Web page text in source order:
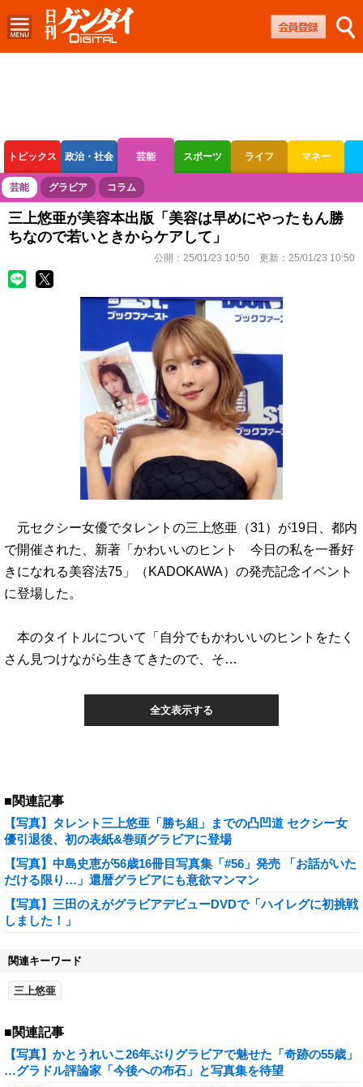
トピックス 政治・社会 芸能 スポーツ ライフ マネー
ボートレース 競輪 オートレース
芸能 グラビア コラム
三上悠亜が美容本出版「美容は早めにやったもん勝
ちなので若いときからケアして」
公開： 25/01/23 10:50 更新： 25/01/23 10:50
元セクシー女優でタレントの三上悠亜（31）が19日、都内
で開催された、新著「かわいいのヒント 今日の私を一番好
きになれる美容法75」（KADOKAWA）の発売記念イベント
に登場した。
本のタイトルについて「自分でもかわいいのヒントをたく
さん見つけながら生きてきたので、そ…
全文表示する
■関連記事
【写真】タレント三上悠亜「勝ち組」までの凸凹道 セクシー女
優引退後、初の表紙&巻頭グラビアに登場
【写真】中島史恵が56歳16冊目写真集「#56」発売 「お話がいた
だける限り…」還暦グラビアにも意欲マンマン
【写真】三田のえがグラビアデビューDVDで「ハイレグに初挑戦
しました！」
関連キーワード
三上悠亜
■関連記事
【写真】かとうれいこ26年ぶりグラビアで魅せた「奇跡の55歳」
…グラドル評論家「今後への布石」と写真集を待望